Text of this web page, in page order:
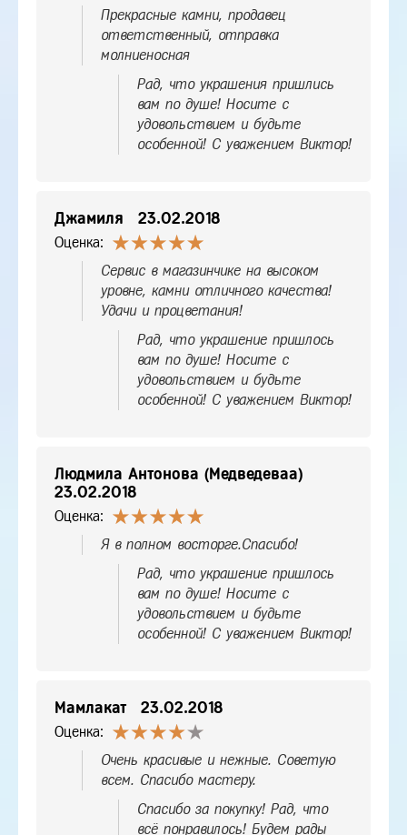
Прекрасные камни, продавец
ответственный, отправка
молниеносная
Рад, что украшения пришлись
вам по душе! Носите с
удовольствием и будьте
особенной! С уважением Виктор!
Джамиля 23.02.2018
Оценка:
Сервис в магазинчике на высоком
уровне, камни отличного качества!
Удачи и процветания!
Рад, что украшение пришлось
вам по душе! Носите с
удовольствием и будьте
особенной! С уважением Виктор!
Людмила Антонова (Медведеваа)
23.02.2018
Оценка:
Я в полном восторге.Спасибо!
Рад, что украшение пришлось
вам по душе! Носите с
удовольствием и будьте
особенной! С уважением Виктор!
Мамлакат 23.02.2018
Оценка:
Очень красивые и нежные. Советую
всем. Спасибо мастеру.
Спасибо за покупку! Рад, что
всё понравилось! Будем рады